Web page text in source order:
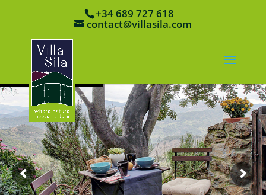
+34 689 727 618
contact@villasila.com